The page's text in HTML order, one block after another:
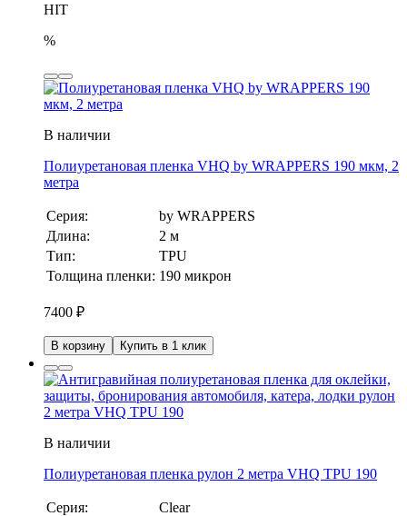
HIT
%
В наличии
Полиуретановая пленка VHQ by WRAPPERS 190 мкм, 2
метра
Серия:
by WRAPPERS
Длина:
2 м
Тип:
TPU
Толщина пленки: 190 микрон
7400 ₽
В корзину Купить в 1 клик
В наличии
Полиуретановая пленка рулон 2 метра VHQ TPU 190
Серия:
Clear